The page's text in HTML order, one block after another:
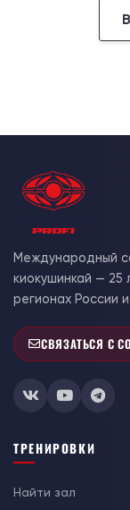
Международный
киокушинкай — 25
регионах России
СВЯЗАТЬСЯ С
ТРЕНИРОВКИ
Найти зал